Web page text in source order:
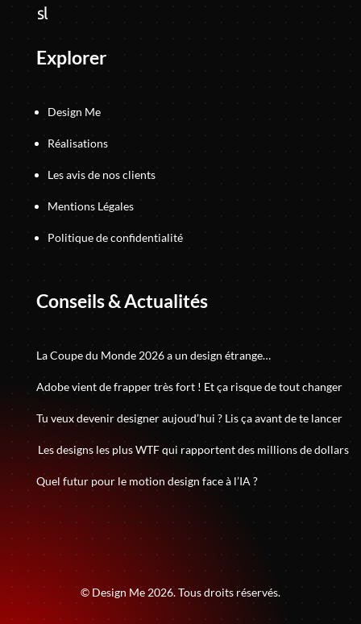
Explorer
Design Me
Réalisations
Les avis de nos clients
Mentions Légales
Politique de confidentialité
Conseils & Actualités
La Coupe du Monde 2026 a un design étrange…
Adobe vient de frapper très fort ! Et ça risque de tout changer
Tu veux devenir designer aujoud’hui ? Lis ça avant de te lancer
Les designs les plus WTF qui rapportent des millions de dollars
Quel futur pour le motion design face à l’IA ?
© Design Me 2026. Tous droits réservés.